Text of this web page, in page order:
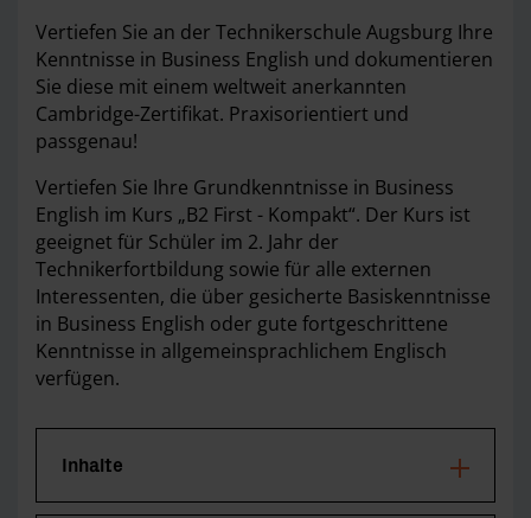
Vertiefen Sie an der Technikerschule Augsburg Ihre
Kenntnisse in Business English und dokumentieren
Sie diese mit einem weltweit anerkannten
Cambridge-Zertifikat. Praxisorientiert und
passgenau!
Vertiefen Sie Ihre Grundkenntnisse in Business
English im Kurs „B2 First - Kompakt“. Der Kurs ist
geeignet für Schüler im 2. Jahr der
Technikerfortbildung sowie für alle externen
Interessenten, die über gesicherte Basiskenntnisse
in Business English oder gute fortgeschrittene
Kenntnisse in allgemeinsprachlichem Englisch
verfügen.
Inhalte